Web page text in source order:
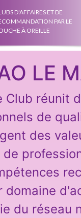
D'AFFAIRES ET DE
PAR LE
À OREILLE
LE
Club réunit
de
des
de
domaine
du réseau